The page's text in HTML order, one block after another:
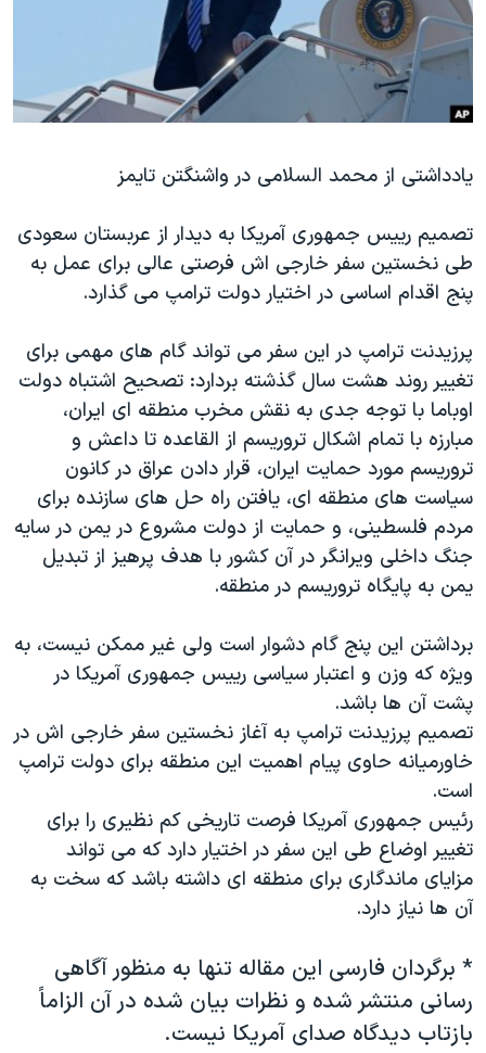
فرهنگ و زندگی
حقوق شهروندی
اقتصادی
اسرائیل در جنگ
آرشیو پخش زنده
مستندها
انتخابات ریاست جمهوری آمریکا ۲۰۲۴
حمله جمهوری اسلامی به اسرائیل
ورزش زنان در ایران
مجموعه مستندهای دادخواهی
تریبونال مردمی آبان ۹۸
چهل سال گروگان‌گیری
قانون شفافیت دارائی کادر رهبری ایران
اعتراضات مردمی آبان ۹۸
اسرائیل در جنگ
نرگس محمدی برنده جایزه نوبل صلح
همایش محافظه‌کاران آمریکا «سی‌پک»
سفر پرزیدنت ترامپ به چین
دنبال کنید
زبانهای مختلف
یادداشتی از محمد السلامی در واشنگتن تایمز
تصمیم رییس جمهوری آمریکا به دیدار از عربستان سعودی
طی نخستین سفر خارجی اش فرصتی عالی برای عمل به
پنج اقدام اساسی در اختیار دولت ترامپ می گذارد.
پرزیدنت ترامپ در این سفر می تواند گام های مهمی برای
تغییر روند هشت سال گذشته بردارد: تصحیح اشتباه دولت
اوباما با توجه جدی به نقش مخرب منطقه ای ایران،
مبارزه با تمام اشکال تروریسم از القاعده تا داعش و
تروریسم مورد حمایت ایران، قرار دادن عراق در کانون
سیاست های منطقه ای، یافتن راه حل های سازنده برای
مردم فلسطینی، و حمایت از دولت مشروع در یمن در سایه
جنگ داخلی ویرانگر در آن کشور با هدف پرهیز از تبدیل
یمن به پایگاه تروریسم در منطقه.
برداشتن این پنج گام دشوار است ولی غیر ممکن نیست، به
ویژه که وزن و اعتبار سیاسی رییس جمهوری آمریکا در
پشت آن ها باشد.
تصمیم پرزیدنت ترامپ به آغاز نخستین سفر خارجی اش در
خاورمیانه حاوی پیام اهمیت این منطقه برای دولت ترامپ
است.
رئیس جمهوری آمریکا فرصت تاریخی کم نظیری را برای
تغییر اوضاع طی این سفر در اختیار دارد که می تواند
مزایای ماندگاری برای منطقه ای داشته باشد که سخت به
آن ها نیاز دارد.
* برگردان فارسی این مقاله تنها به منظور آگاهی
رسانی منتشر شده و نظرات بیان شده در آن الزاماً
بازتاب دیدگاه صدای آمریکا نیست.